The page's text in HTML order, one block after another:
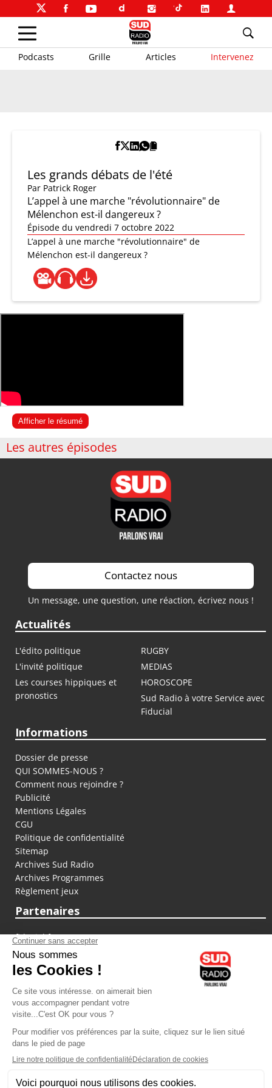
Podcasts Grille Articles Intervenez
Les grands débats de l'été
Par Patrick Roger
L’appel à une marche "révolutionnaire" de
Mélenchon est-il dangereux ?
Épisode du vendredi 7 octobre 2022
L’appel à une marche "révolutionnaire" de
Mélenchon est-il dangereux ?
Afficher le résumé
Les autres épisodes
Contactez nous
Un message, une question, une réaction, écrivez nous !
Actualités
L'édito politique
RUGBY
L'invité politique
MEDIAS
Les courses hippiques et
pronostics
HOROSCOPE
Sud Radio à votre Service avec
Fiducial
Informations
Dossier de presse
QUI SOMMES-NOUS ?
Comment nous rejoindre ?
Publicité
Mentions Légales
CGU
Politique de confidentialité
Sitemap
Archives Sud Radio
Archives Programmes
Règlement jeux
Partenaires
fiducial.fr
lyoncapitale.fr
olympique-et-lyonnais.com
L'application Iphone / Android
Téléchargez l'application
Les cookies
Gestion des cookies